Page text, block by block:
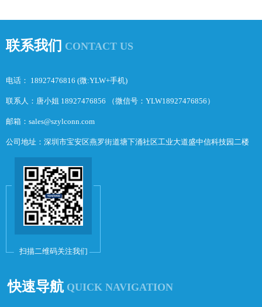
联系我们 CONTACT US
电话： 18927476816 (微:YLW+手机)
联系人：唐小姐 18927476856 （微信号：YLW18927476856）
邮箱：sales@szylconn.com
公司地址：深圳市宝安区燕罗街道塘下涌社区工业大道盛中信科技园二楼
扫描二维码关注我们
快速导航QUICK NAVIGATION